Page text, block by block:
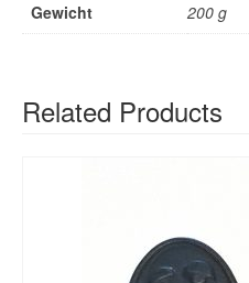
Gewicht 200 g
Related Products